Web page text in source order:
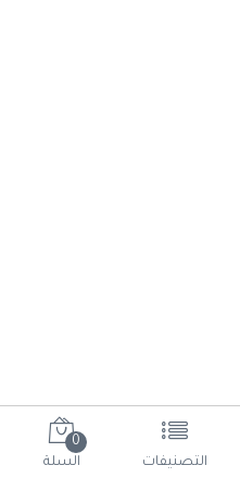
التصنيفات
0
السلة1
(current)